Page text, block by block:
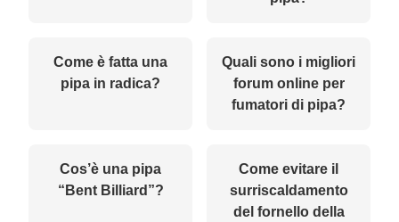
Come è fatta una
pipa in radica?
Quali sono i migliori
forum online per
fumatori di pipa?
Cos’è una pipa
“Bent Billiard”?
Come evitare il
surriscaldamento
del fornello della